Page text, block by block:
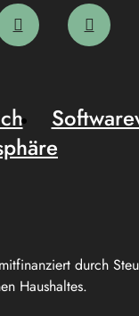
durch
Haushaltes.